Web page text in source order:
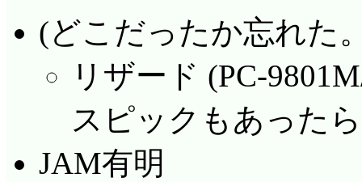
(どこだったか忘れた
リザード (PC-
スピックもあった
JAM有明